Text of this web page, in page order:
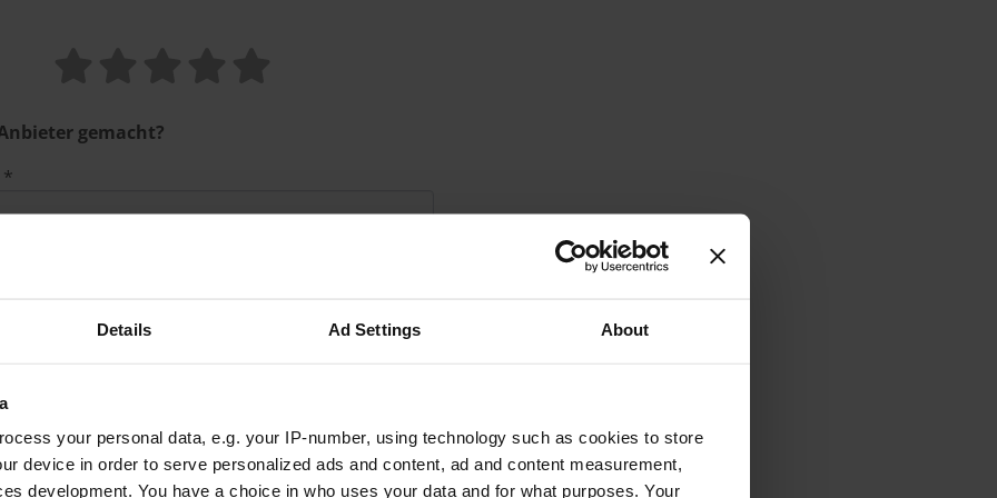
Details Ad Settings About
your personal data, e.g. your IP-number, using technology such as cookies to store
device in order to serve personalized ads and content, ad and content measurement,
development. You have a choice in who uses your data and for what purposes. Your
gemacht?
*
Ablauf, Organisation und Qualifikation. *
*